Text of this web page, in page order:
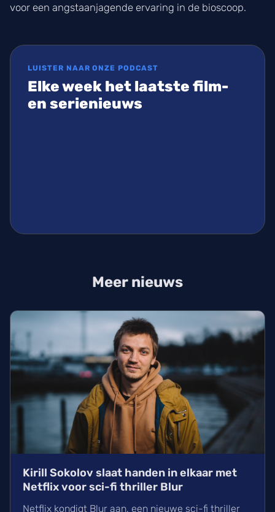
voor een angstaanjagende ervaring in de bioscoop.
LUISTER NAAR ONZE PODCAST
Elke week het laatste film-
en serienieuws
Meer nieuws
Kirill Sokolov slaat handen in elkaar met
Netflix voor sci-fi thriller Blur
Netflix kondigt Blur aan, een nieuwe sci-fi thriller